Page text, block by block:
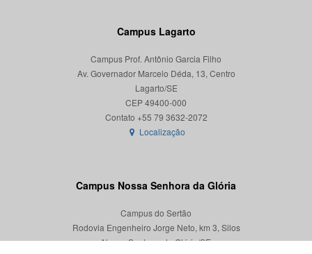
Campus Lagarto
Campus Prof. Antônio Garcia Filho
Av. Governador Marcelo Déda, 13, Centro
Lagarto/SE
CEP 49400-000
Localização
Campus Nossa Senhora da Glória
Campus do Sertão
Rodovia Engenheiro Jorge Neto, km 3, Silos
Nossa Senhora da Glória/SE